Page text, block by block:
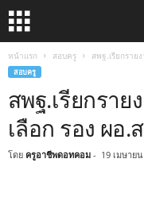
หน้าแรก สอบครู สพฐ.เรียกรา
สอบครู
สพฐ.เรียกรา
เลือก รอง ผอ
โดย ครูอาชีพดอทคอม - 19 เมษาย